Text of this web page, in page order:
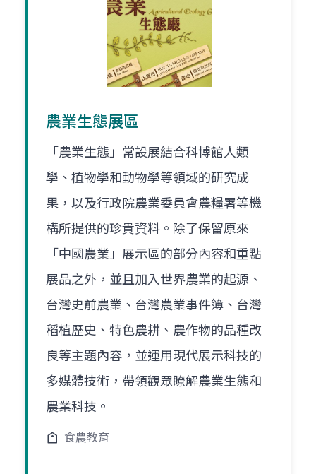
農業生態展區
「農業生態」常設展結合科博館人類
學、植物學和動物學等領域的研究成
果，以及行政院農業委員會農糧署等機
構所提供的珍貴資料。除了保留原來
「中國農業」展示區的部分內容和重點
展品之外，並且加入世界農業的起源、
台灣史前農業、台灣農業事件簿、台灣
稻植歷史、特色農耕、農作物的品種改
良等主題內容，並運用現代展示科技的
多媒體技術，帶領觀眾瞭解農業生態和
農業科技。
食農教育